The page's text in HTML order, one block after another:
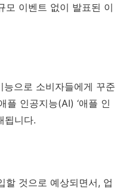
모 이벤트 없이 발표된 이
으로 소비자들에게 꾸준
인공지능(AI) ‘애플 인
됩니다.
할 것으로 예상되면서, 업